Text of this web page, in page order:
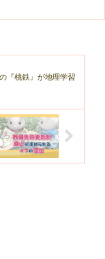
『桃鉄』が地理学習